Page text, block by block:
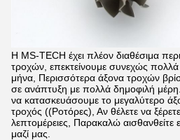
Η MS-TECH έχει πλέον διαθέσιμα
τροχών, επεκτείνουμε συνεχώς πολλά
μήνα, Περισσότερα άξονα τροχών
σε ανάπτυξη με πολλά δημοφιλή
να κατασκευάσουμε το μεγαλύτερο
τροχός ((Ροτόρες), Αν θέλετε να
λεπτομέρειες, Παρακαλώ αισθανθείτε
μαζί μας.